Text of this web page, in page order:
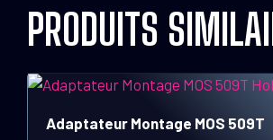
PRODUITS
Adaptateur Montage MOS 509T